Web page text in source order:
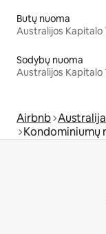
Butų nuoma
Australijos Kapitalo
Sodybų nuoma
Australijos Kapitalo
Airbnb Australija
Kondominiumų